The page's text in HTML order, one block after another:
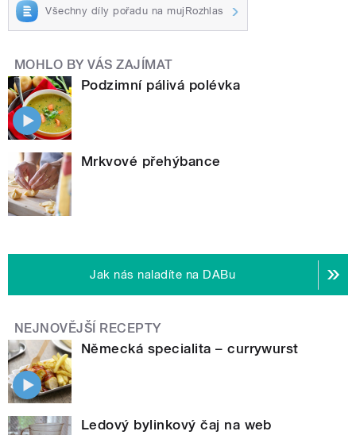
Všechny díly pořadu na mujRozhlas
MOHLO BY VÁS ZAJÍMAT
Podzimní pálivá polévka
Mrkvové přehýbance
Jak nás naladíte na DABu
NEJNOVĚJŠÍ RECEPTY
Německá specialita – currywurst
Ledový bylinkový čaj na web